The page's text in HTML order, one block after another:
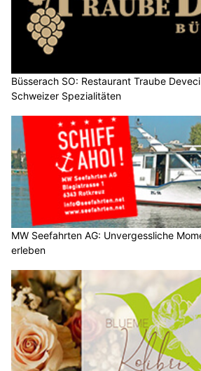
Büsserach SO: Restaurant Traube
Schweizer Spezialitäten
MW Seefahrten AG: Unvergessliche
erleben